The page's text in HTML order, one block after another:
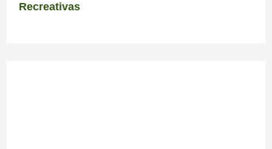
Recreativas